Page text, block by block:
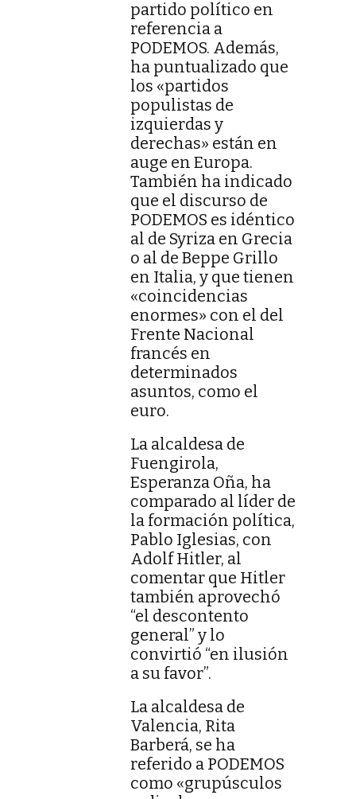
partido político en
referencia a
PODEMOS. Además,
ha puntualizado que
los «partidos
populistas de
izquierdas y
derechas» están en
auge en Europa.
También ha indicado
que el discurso de
PODEMOS es idéntico
al de Syriza en Grecia
o al de Beppe Grillo
en Italia, y que tienen
«coincidencias
enormes» con el del
Frente Nacional
francés en
determinados
asuntos, como el
euro.
La alcaldesa de
Fuengirola,
Esperanza Oña, ha
comparado al líder de
la formación política,
Pablo Iglesias, con
Adolf Hitler, al
comentar que Hitler
también aprovechó
“el descontento
general” y lo
convirtió “en ilusión
a su favor”.
La alcaldesa de
Valencia, Rita
Barberá, se ha
referido a PODEMOS
como «grupúsculos